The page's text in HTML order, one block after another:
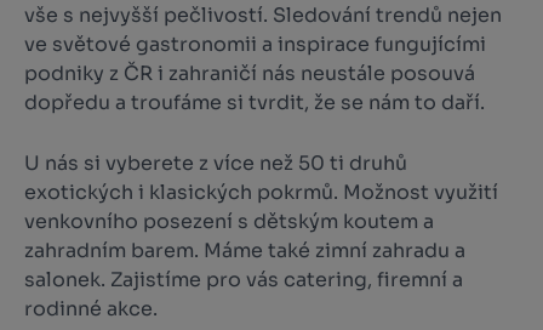
vše s nejvyšší pečlivostí. Sledování trendů nejen
ve světové gastronomii a inspirace fungujícími
podniky z ČR i zahraničí nás neustále posouvá
dopředu a troufáme si tvrdit, že se nám to daří.
U nás si vyberete z více než 50 ti druhů
exotických i klasických pokrmů. Možnost využití
venkovního posezení s dětským koutem a
zahradním barem. Máme také zimní zahradu a
salonek. Zajistíme pro vás catering, firemní a
rodinné akce.